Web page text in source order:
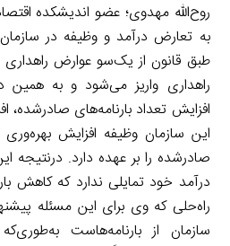
روح‌الله مهدوی؛ عضو اندیشکده
به تعارض درآمد و وظیفه در
طبق قانون از یک‌سو عوارض
راهداری واریز می‌شود و به همین
افزایش تعداد بارنامه‌های
این سازمان وظیفه افزایش
صادرشده را بر عهده دارد. درنتیجه
درآمد خود تمایلی ندارد که کاهش
راه‌حلی که وی برای این مسئله
سازمان از بارنامه‌هاست